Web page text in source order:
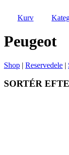
Kurv
Peugeot
Shop | Reservedele |
SORTÉR